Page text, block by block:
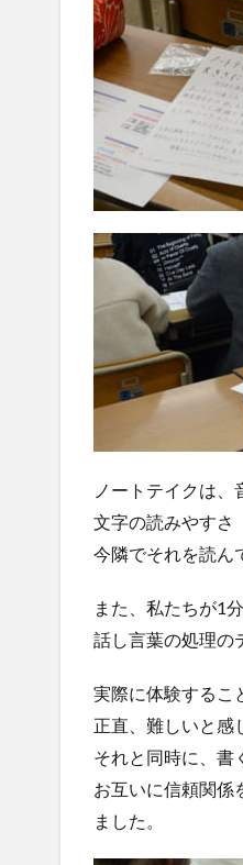
ノートテイクは、
文字の読みやすさ
今隣でそれを読ん
また、私たちが1
話し言葉の処理の
実際に体験するこ
正直、難しいと感
それと同時に、書
お互いに信頼関係
ました。